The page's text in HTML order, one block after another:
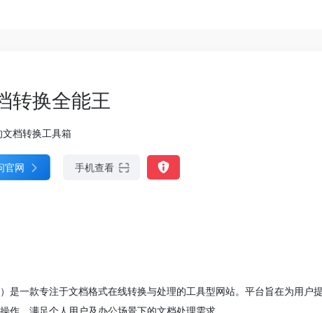
转换全能王
文档转换工具箱
官网 手机查看
一款专注于文档格式在线转换与处理的工具型网站。平台旨在为用户
作，满足个人用户及办公场景下的文档处理需求。